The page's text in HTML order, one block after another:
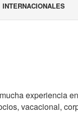
INTERNACIONALES
experiencia
vacacional,